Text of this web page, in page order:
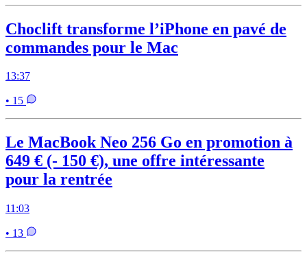
Choclift transforme l’iPhone en pavé de
commandes pour le Mac
13:37
• 15
Le MacBook Neo 256 Go en promotion à
649 € (- 150 €), une offre intéressante
pour la rentrée
11:03
• 13